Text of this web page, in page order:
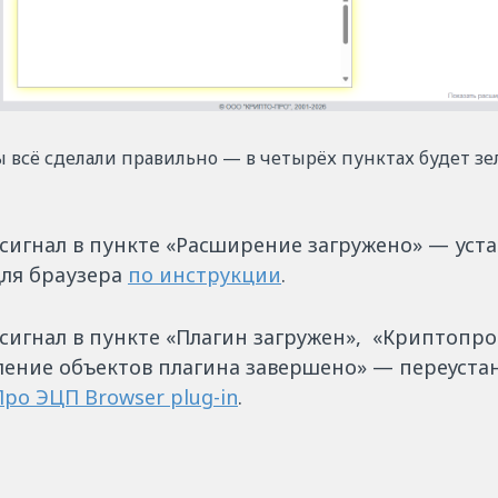
всё сделали правильно — в четырёх пунктах будет
в пункте «Расширение загружено» —
браузера по инструкции.
в пункте «Плагин загружен»,
объектов плагина завершено» —
ЭЦП Browser plug-in.